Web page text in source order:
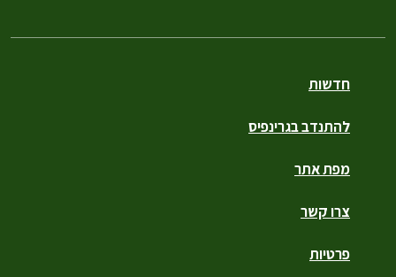
חדשות
להתנדב בגרינפיס
מפת אתר
צרו קשר
פרטיות